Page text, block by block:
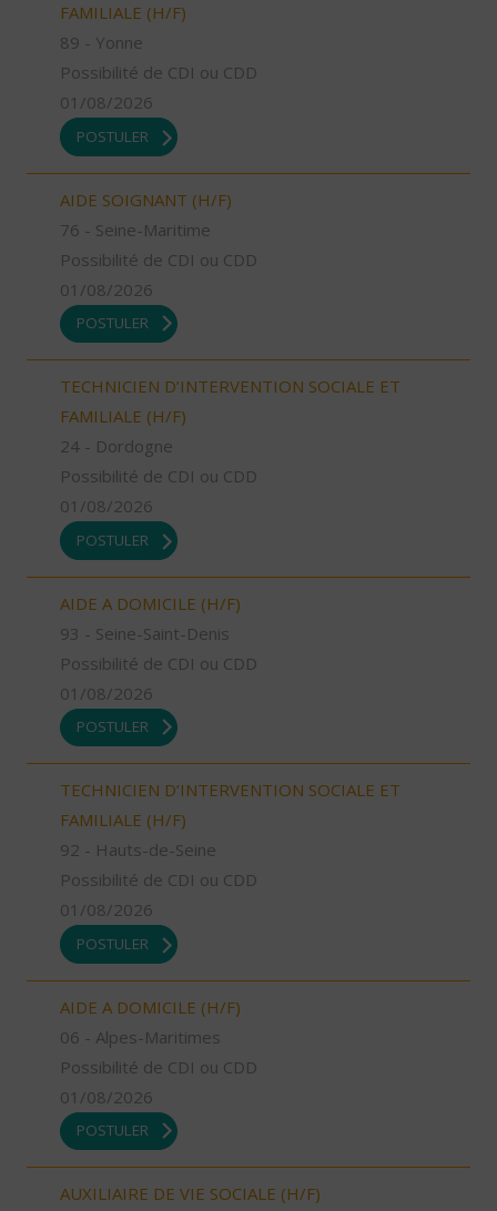
FAMILIALE (H/F)
89 - Yonne
Possibilité de CDI ou CDD
01/08/2026
POSTULER
AIDE SOIGNANT (H/F)
76 - Seine-Maritime
Possibilité de CDI ou CDD
01/08/2026
POSTULER
TECHNICIEN D’INTERVENTION SOCIALE ET
FAMILIALE (H/F)
24 - Dordogne
Possibilité de CDI ou CDD
01/08/2026
POSTULER
AIDE A DOMICILE (H/F)
93 - Seine-Saint-Denis
Possibilité de CDI ou CDD
01/08/2026
POSTULER
TECHNICIEN D’INTERVENTION SOCIALE ET
FAMILIALE (H/F)
92 - Hauts-de-Seine
Possibilité de CDI ou CDD
01/08/2026
POSTULER
AIDE A DOMICILE (H/F)
06 - Alpes-Maritimes
Possibilité de CDI ou CDD
01/08/2026
POSTULER
AUXILIAIRE DE VIE SOCIALE (H/F)